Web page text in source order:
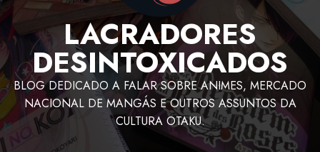
LACRADORES
DESINTOXICADOS
BLOG DEDICADO A FALAR SOBRE ANIMES, MERCADO
NACIONAL DE MANGÁS E OUTROS ASSUNTOS DA
CULTURA OTAKU.